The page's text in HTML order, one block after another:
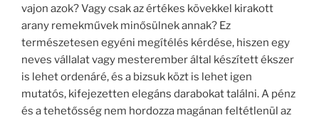
vajon azok? Vagy csak az értékes kövekkel kirakott
arany remekművek minősülnek annak? Ez
természetesen egyéni megítélés kérdése, hiszen egy
neves vállalat vagy mesterember által készített ékszer
is lehet ordenáré, és a bizsuk közt is lehet igen
mutatós, kifejezetten elegáns darabokat találni. A pénz
és a tehetősség nem hordozza magánan feltétlenül az